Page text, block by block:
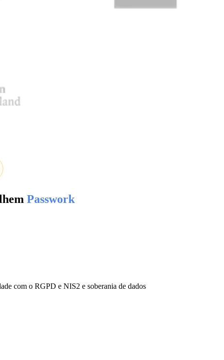
Passwork
com o RGPD e NIS2 e soberania de dados